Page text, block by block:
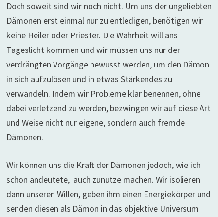
Doch soweit sind wir noch nicht. Um uns der ungeliebten
Dämonen erst einmal nur zu entledigen, benötigen wir
keine Heiler oder Priester. Die Wahrheit will ans
Tageslicht kommen und wir müssen uns nur der
verdrängten Vorgänge bewusst werden, um den Dämon
in sich aufzulösen und in etwas Stärkendes zu
verwandeln. Indem wir Probleme klar benennen, ohne
dabei verletzend zu werden, bezwingen wir auf diese Art
und Weise nicht nur eigene, sondern auch fremde
Dämonen.
Wir können uns die Kraft der Dämonen jedoch, wie ich
schon andeutete, auch zunutze machen. Wir isolieren
dann unseren Willen, geben ihm einen Energiekörper und
senden diesen als Dämon in das objektive Universum